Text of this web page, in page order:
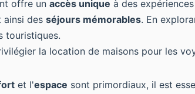
offre un accès unique à des
ainsi des séjours mémorables. En
touristiques.
la location de maisons pour les
et l'espace sont primordiaux, il est